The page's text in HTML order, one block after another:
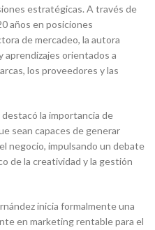
estratégicas. A través de
años en posiciones
de mercadeo, la autora
aprendizajes orientados a
los proveedores y las
la importancia de
sean capaces de generar
negocio, impulsando un debate
de la creatividad y la gestión
inicia formalmente una
en marketing rentable para el